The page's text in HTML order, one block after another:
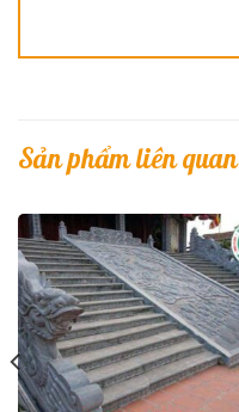
Sản phẩm liên quan